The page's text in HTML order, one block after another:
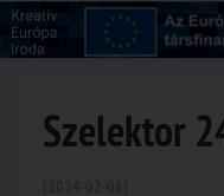
Szelektor